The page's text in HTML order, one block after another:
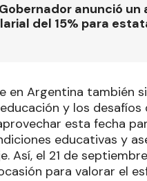
anunció un
del 15% para
en Argentina también
y los desafíos
esta fecha
educativas y
Así, el 21 de
para valorar el